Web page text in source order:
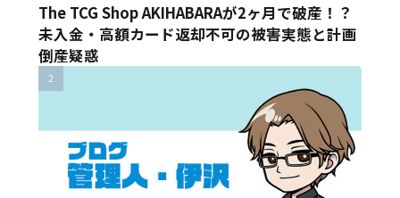
The TCG Shop AKIHABARAが2ヶ月で破産！？
未入金・高額カード返却不可の被害実態と計画
倒産疑惑